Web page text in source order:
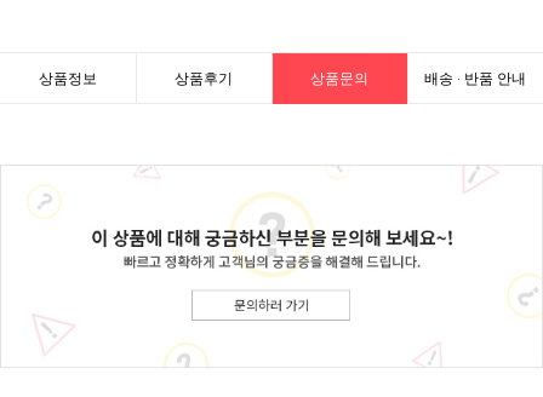
상품정보 상품후기 상품문의 배송 · 반품 안내